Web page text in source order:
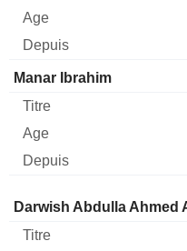
Manar Ibrahim
Administrateur Titre Age
Darwish Abdulla Ahmed